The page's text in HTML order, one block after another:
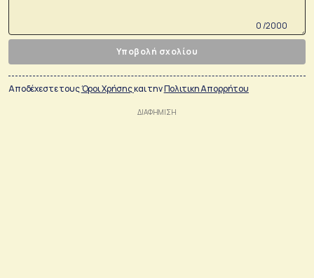
0 /2000
Υποβολή σχολίου
Αποδέχεστε τουςΌροι Χρήσηςκαι τηνΠολιτικη Απορρήτου